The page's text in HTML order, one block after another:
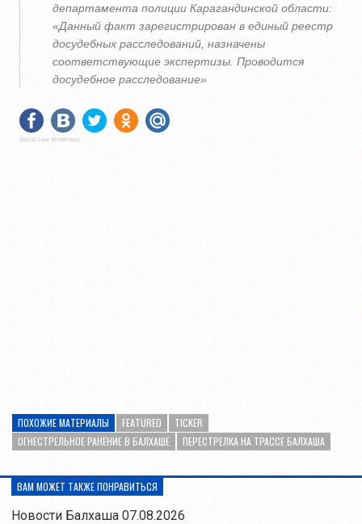
департамента полиции Карагандинской области:
«Данный факт зарегистрирован в единый реестр
досудебных расследований, назначены
соответствующие экспертизы. Проводится
досудебное расследование»
Social Like WordPress
ПОХОЖИЕ МАТЕРИАЛЫ FEATURED
TICKER
ОГНЕСТРЕЛЬНОЕ РАНЕНИЕ В БАЛХАШЕ
ПЕРЕСТРЕЛКА НА ТРАССЕ БАЛХАША
ВАМ МОЖЕТ ТАКЖЕ ПОНРАВИТЬСЯ
Новости Балхаша 07.08.2026